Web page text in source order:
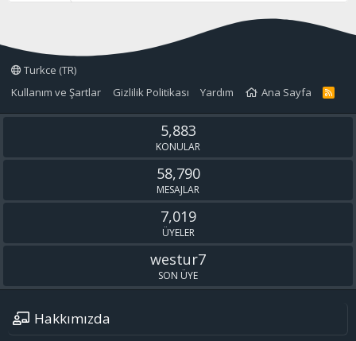
Turkce (TR)
Kullanım ve Şartlar
Gizlilik Politikası Yardım Ana Sayfa
R
S
5,883
KONULAR
58,790
MESAJLAR
7,019
ÜYELER
westur7
SON ÜYE
Hakkımızda